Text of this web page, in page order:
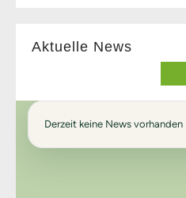
Aktuelle News